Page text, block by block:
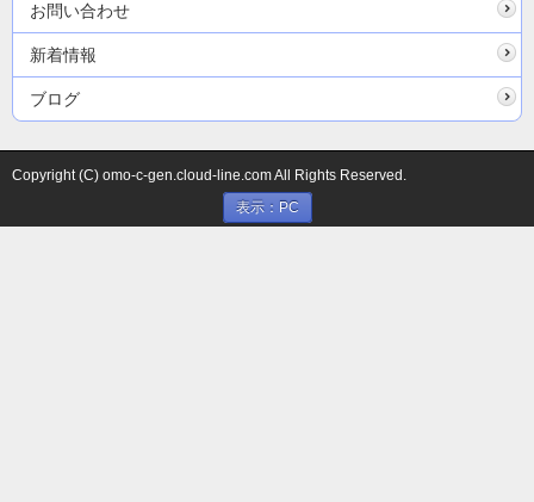
お問い合わせ
新着情報
ブログ
Copyright (C) omo-c-gen.cloud-line.com All Rights Reserved.
表示：PC